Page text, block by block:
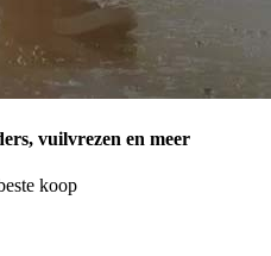
vuilvrezen en meer
koop